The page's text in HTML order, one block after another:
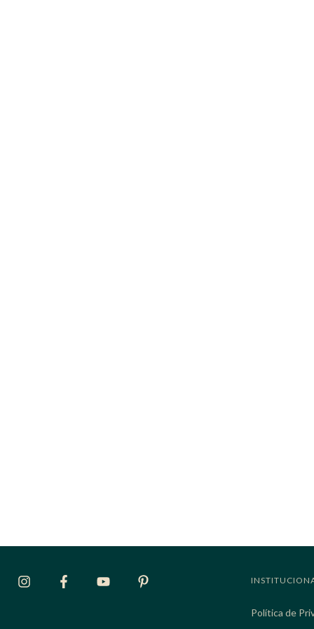
Política de